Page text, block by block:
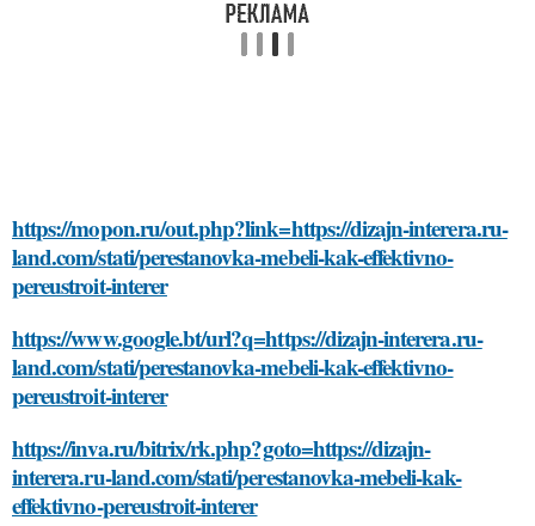
https://mopon.ru/out.php?link=https://dizajn-interera.ru-
land.com/stati/perestanovka-mebeli-kak-effektivno-
pereustroit-interer
https://www.google.bt/url?q=https://dizajn-interera.ru-
land.com/stati/perestanovka-mebeli-kak-effektivno-
pereustroit-interer
https://inva.ru/bitrix/rk.php?goto=https://dizajn-
interera.ru-land.com/stati/perestanovka-mebeli-kak-
effektivno-pereustroit-interer